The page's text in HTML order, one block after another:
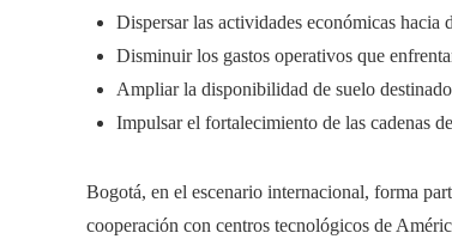
Dispersar las actividades económicas hacia
Disminuir los gastos operativos que
Ampliar la disponibilidad de suelo
Impulsar el fortalecimiento de las cadenas
Bogotá, en el escenario internacional, forma
cooperación con centros tecnológicos de